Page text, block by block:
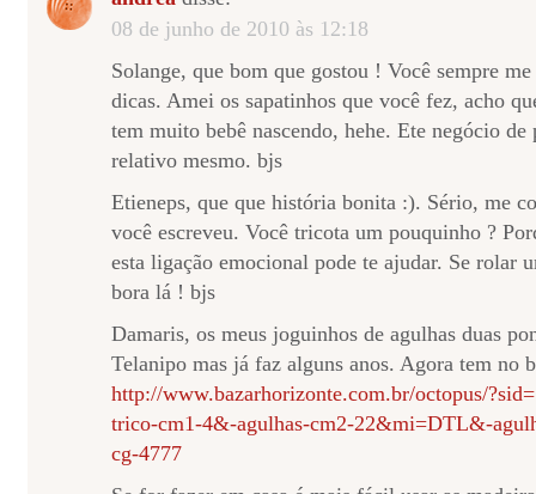
08 de junho de 2010 às 12:18
Solange, que bom que gostou ! Você sempre
dicas. Amei os sapatinhos que você fez, acho
tem muito bebê nascendo, hehe. Ete negócio
relativo mesmo. bjs
Etieneps, que que história bonita :). Sério, me
você escreveu. Você tricota um pouquinho ?
esta ligação emocional pode te ajudar. Se rolar
bora lá ! bjs
Damaris, os meus joguinhos de agulhas duas
Telanipo mas já faz alguns anos. Agora tem no
http://www.bazarhorizonte.com.br/octopus/
trico-cm1-4&-agulhas-cm2-22&mi=DTL&-
cg-4777